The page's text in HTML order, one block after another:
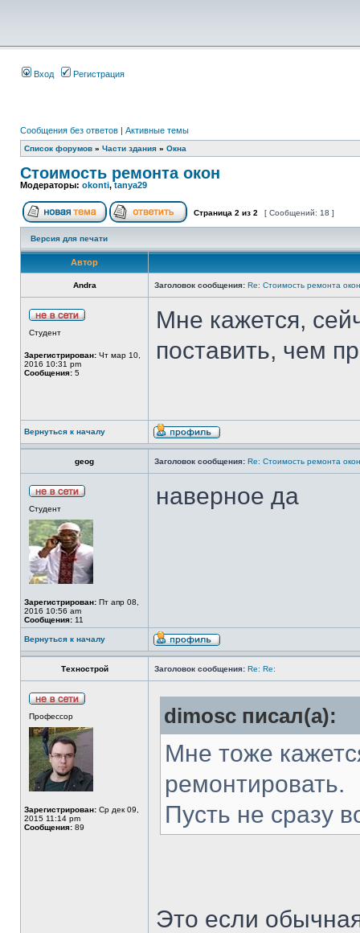
Вход Регистрация
Сообщения без ответов | Активные темы
Список форумов » Части здания » Окна
Стоимость ремонта окон
Модераторы: okonti,tanya29
Страница 2 из 2 [ Сообщений: 18 ]
Версия для печати
Автор
Andra Заголовок сообщения: Re: Стоимость ремонта окон
Студент
Зарегистрирован: Чт мар 10,
2016 10:31 pm
Сообщения: 5
Мне кажется,
поставить, чем
Вернуться к началу
geog Заголовок сообщения: Re: Стоимость ремонта окон
Студент
Зарегистрирован: Пт апр 08,
2016 10:56 am
Сообщения: 11
наверное да
Вернуться к началу
Технострой Заголовок сообщения: Re: Re:
Профессор
Зарегистрирован: Ср дек 09,
2015 11:14 pm
Сообщения: 89
dimosc писал(а):
Мне тоже
ремонтировать.
Пусть не сразу
Это если